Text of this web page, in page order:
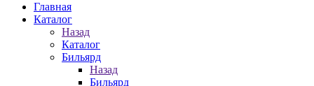
Главная
Каталог
Назад
Каталог
Бильярд
Назад
Бильярд